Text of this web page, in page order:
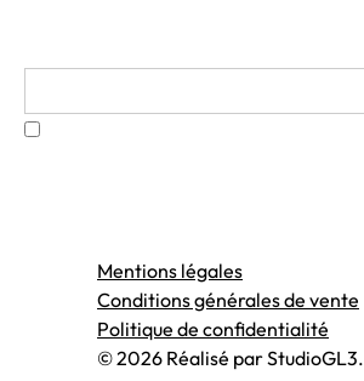
Mentions légales
Conditions générales de vente
Politique de confidentialité
© 2026 Réalisé par StudioGL3.